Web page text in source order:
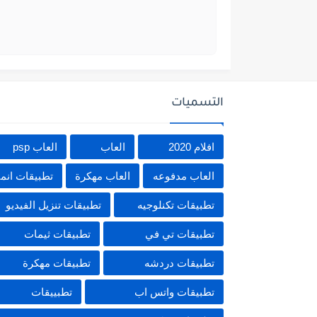
التسميات
افلام 2020 العاب العاب psp
العاب مدفوعه العاب مهكرة تطبيقات
تطبيقات تكنلوجيه تطبيقات تنزيل الفيديو
تطبيقات تي في تطبيقات ثيمات
تطبيقات دردشه تطبيقات مهكرة
تطبيقات واتس اب تطبييقات